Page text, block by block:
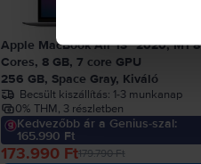
Apple MacBook Air 13″ 2020, M1 8
Cores, 8 GB, 7 core GPU
256 GB, Space Gray, Kiváló
Becsült kiszállítás: 1-3 munkanap
0% THM, 3 részletben
Kedvezőbb ár a Genius-szal:
165.990 Ft
173.990 Ft179.790 Ft